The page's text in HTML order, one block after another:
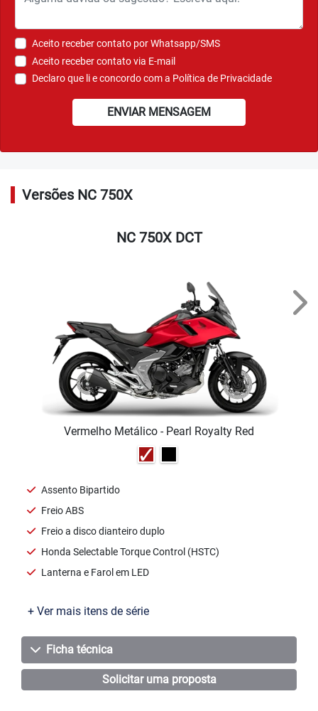
Aceito receber contato por Whatsapp/SMS
Aceito receber contato via E-mail
Declaro que li e concordo com a Política de Privacidade
ENVIAR MENSAGEM
Versões NC 750X
NC 750X DCT
Vermelho Metálico - Pearl Royalty Red
Assento Bipartido
Freio ABS
Freio a disco dianteiro duplo
Honda Selectable Torque Control (HSTC)
Lanterna e Farol em LED
+ Ver mais itens de série
Ficha técnica
Solicitar uma proposta